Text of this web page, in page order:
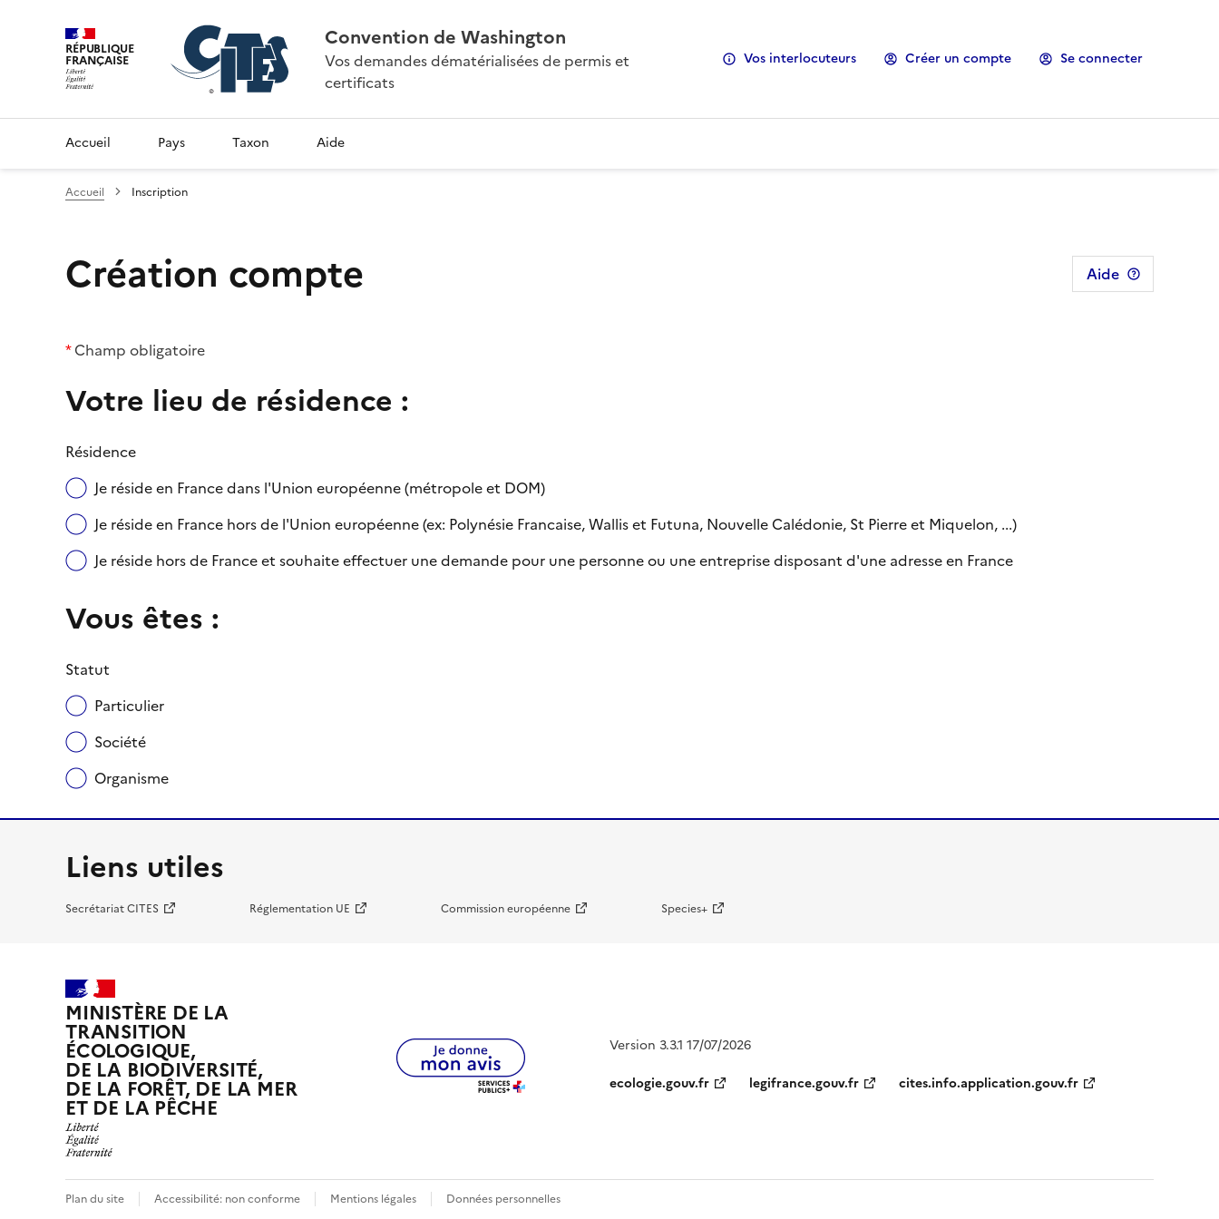
RÉPUBLIQUE
FRANÇAISE
Convention de Washington
Vos demandes dématérialisées de permis et
certificats
Vos interlocuteurs Créer un compte Se connecter
Accueil Pays Taxon Aide
Accueil Inscription
Création compte Aide
*Champ obligatoire
Votre lieu de résidence :
Résidence
Je réside en France dans l'Union européenne (métropole et DOM)
Je réside en France hors de l'Union européenne (ex: Polynésie Francaise, Wallis et Futuna, Nouvelle Calédonie, St Pierre et Miquelon, ...)
Je réside hors de France et souhaite effectuer une demande pour une personne ou une entreprise disposant d'une adresse en France
Vous êtes :
Statut
Particulier
Société
Organisme
Liens utiles
Secrétariat CITES Réglementation UE Commission européenne Species+
MINISTÈRE DE LA
TRANSITION
ÉCOLOGIQUE,
DE LA BIODIVERSITÉ,
DE LA FORÊT, DE LA MER
ET DE LA PÊCHE
Version 3.3.1 17/07/2026
ecologie.gouv.fr
legifrance.gouv.fr cites.info.application.gouv.fr
Plan du site Accessibilité: non conforme Mentions légales Données personnelles